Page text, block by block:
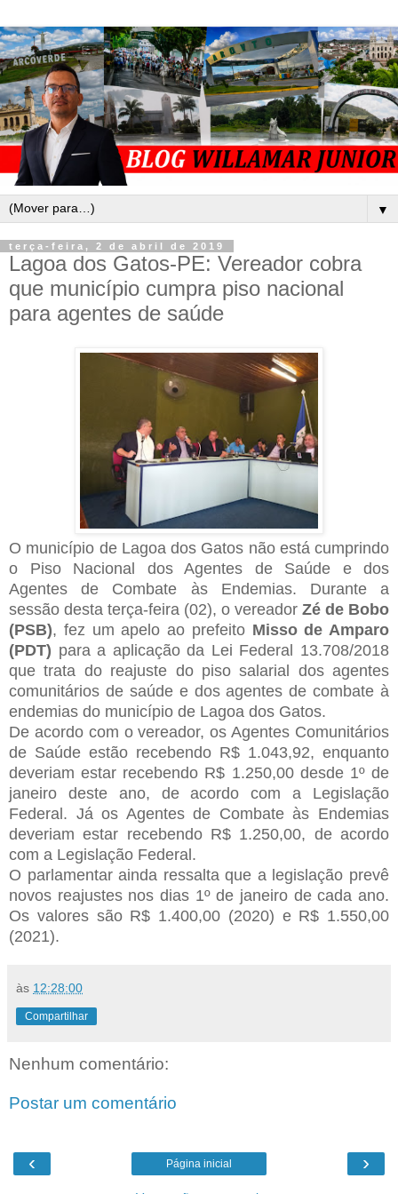
▼
terça-feira, 2 de abril de 2019
Lagoa dos Gatos-PE: Vereador cobra
que município cumpra piso nacional
para agentes de saúde
O município de Lagoa dos Gatos não está cumprindo
o Piso Nacional dos Agentes de Saúde e dos
Agentes de Combate às Endemias. Durante a
sessão desta terça-feira (02), o vereador Zé de Bobo
(PSB), fez um apelo ao prefeito Misso de Amparo
(PDT) para a aplicação da Lei Federal 13.708/2018
que trata do reajuste do piso salarial dos agentes
comunitários de saúde e dos agentes de combate à
endemias do município de Lagoa dos Gatos.
De acordo com o vereador, os Agentes Comunitários
de Saúde estão recebendo R$ 1.043,92, enquanto
deveriam estar recebendo R$ 1.250,00 desde 1º de
janeiro deste ano, de acordo com a Legislação
Federal. Já os Agentes de Combate às Endemias
deveriam estar recebendo R$ 1.250,00, de acordo
com a Legislação Federal.
O parlamentar ainda ressalta que a legislação prevê
novos reajustes nos dias 1º de janeiro de cada ano.
Os valores são R$ 1.400,00 (2020) e R$ 1.550,00
(2021).
às 12:28:00
Compartilhar
Nenhum comentário:
Postar um comentário
‹ ›
Página inicial